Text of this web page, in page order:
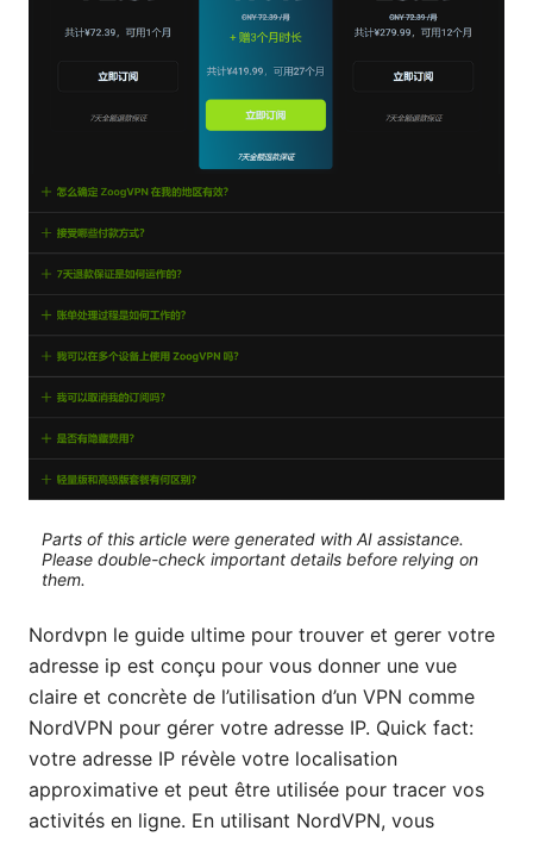
Parts of this article were generated with AI assistance.
Please double-check important details before relying on
them.
Nordvpn le guide ultime pour trouver et gerer votre
adresse ip est conçu pour vous donner une vue
claire et concrète de l’utilisation d’un VPN comme
NordVPN pour gérer votre adresse IP. Quick fact:
votre adresse IP révèle votre localisation
approximative et peut être utilisée pour tracer vos
activités en ligne. En utilisant NordVPN, vous